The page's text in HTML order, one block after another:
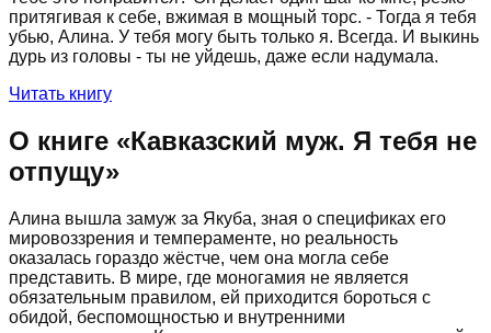
притягивая к себе, вжимая в мощный торс. - Тогда я тебя
убью, Алина. У тебя могу быть только я. Всегда. И выкинь
дурь из головы - ты не уйдешь, даже если надумала.
Читать книгу
О книге «Кавказский муж. Я тебя не
отпущу»
Алина вышла замуж за Якуба, зная о спецификах его
мировоззрения и темпераменте, но реальность
оказалась гораздо жёстче, чем она могла себе
представить. В мире, где моногамия не является
обязательным правилом, ей приходится бороться с
обидой, беспомощностью и внутренними